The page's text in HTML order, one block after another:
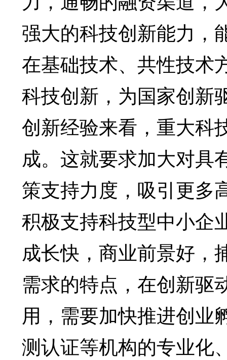
强大的科技创新能力，
在基础技术、共性技术
科技创新，为国家创新
创新经验来看，重大科
成。这就要求加大对具
策支持力度，吸引更多
积极支持科技型中小企
成长快，商业前景好，
需求的特点，在创新驱
用，需要加快推进创业
测认证等机构的专业化